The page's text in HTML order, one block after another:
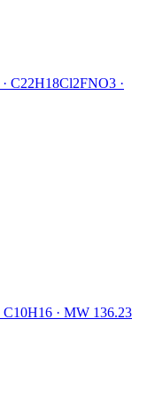
· C22H18Cl2FNO3 ·
C10H16 · MW 136.23